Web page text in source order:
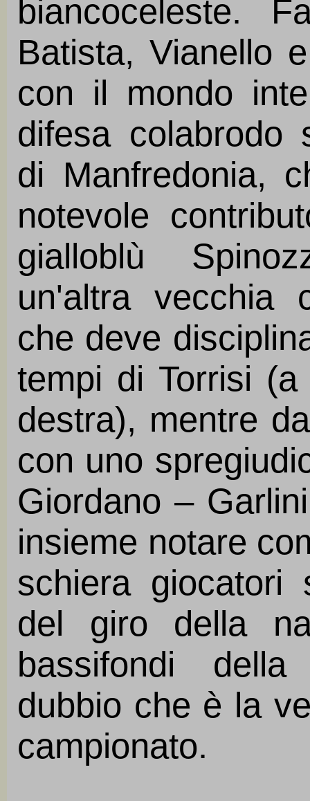
biancoceleste.
Batista, Vianello
con il mondo
difesa colabrodo
di Manfredonia,
notevole
gialloblù
un'altra vecchia
che deve
tempi di Torrisi
destra), mentre
con uno
Giordano –
insieme notare
schiera giocatori
del giro della
bassifondi
dubbio che è la
campionato.